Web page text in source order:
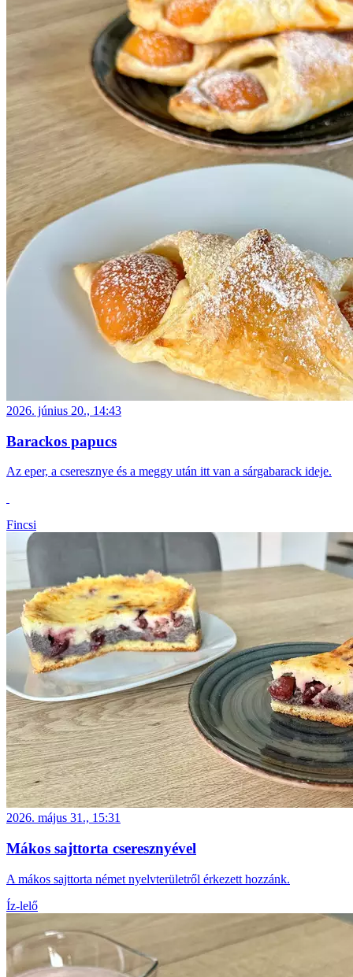
2026. június 20., 14:43
Barackos papucs
Az eper, a cseresznye és a meggy után itt van a sárgabarack ideje.
Fincsi
2026. május 31., 15:31
Mákos sajttorta cseresznyével
A mákos sajttorta német nyelvterületről érkezett hozzánk.
Íz-lelő